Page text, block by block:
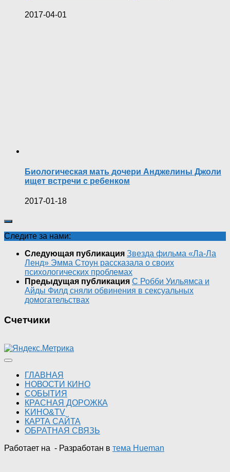
2017-04-01
Биологическая мать дочери Анджелины Джоли
ищет встречи с ребенком
2017-01-18
Следите за нами:
Следующая публикация Звезда фильма «Ла-Ла
Ленд» Эмма Стоун рассказала о своих
психологических проблемах
Предыдущая публикация С Робби Уильямса и
Айды Филд сняли обвинения в сексуальных
домогательствах
Счетчики
ГЛАВНАЯ
НОВОСТИ КИНО
СОБЫТИЯ
КРАСНАЯ ДОРОЖКА
KИНО&TV
КАРТА САЙТА
ОБРАТНАЯ СВЯЗЬ
Работает на - Разработан в тема Hueman